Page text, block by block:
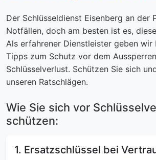
Der Schlüsseldienst Eisenberg an der
Notfällen, doch am besten ist es,
Als erfahrener Dienstleister geben wir
Tipps zum Schutz vor dem
Schlüsselverlust. Schützen Sie sich
unseren Ratschlägen.
Wie Sie sich vor
schützen:
1. Ersatzschlüssel bei